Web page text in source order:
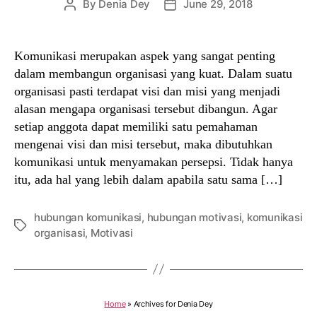
Post
By Denia Dey
PostJune 29, 2018
Komunikasi merupakan aspek yang sangat penting
dalam membangun organisasi yang kuat. Dalam suatu
organisasi pasti terdapat visi dan misi yang menjadi
alasan mengapa organisasi tersebut dibangun. Agar
setiap anggota dapat memiliki satu pemahaman
mengenai visi dan misi tersebut, maka dibutuhkan
komunikasi untuk menyamakan persepsi. Tidak hanya
itu, ada hal yang lebih dalam apabila satu sama […]
Tags
hubungan komunikasi, hubungan motivasi, komunikasi
organisasi, Motivasi
Home» Archives for Denia Dey